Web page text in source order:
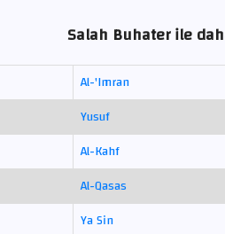
Salah Buhater ile
Al-'Imran
Yusuf
Al-Kahf
Al-Qasas
Ya Sin